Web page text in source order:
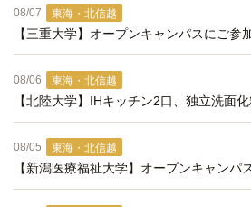
08/07 東海・北信越
08/06 東海・北信越
08/05 東海・北信越